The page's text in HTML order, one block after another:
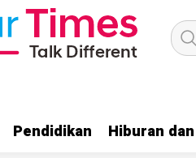
Pendidikan Hiburan
Pendidikan Hiburan